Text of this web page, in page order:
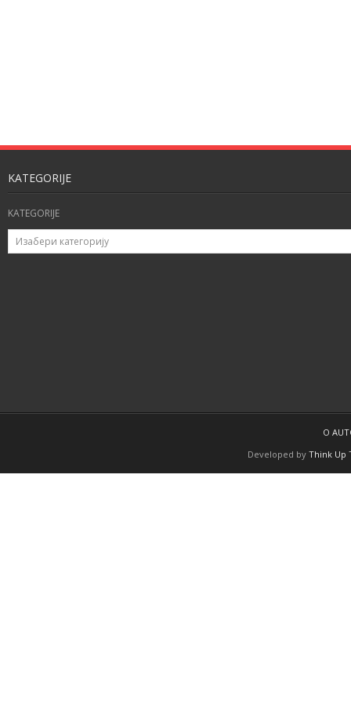
KATEGORIJE
KATEGORIJE
O
Developed by Think Up